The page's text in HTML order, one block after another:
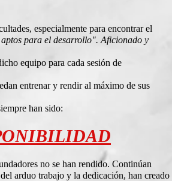
especialmente para encontrar el
para el desarrollo". Aficionado y
equipo para cada sesión de
entrenar y rendir al máximo de sus
han sido:
no se han rendido. Continúan
arduo trabajo y la dedicación, han creado